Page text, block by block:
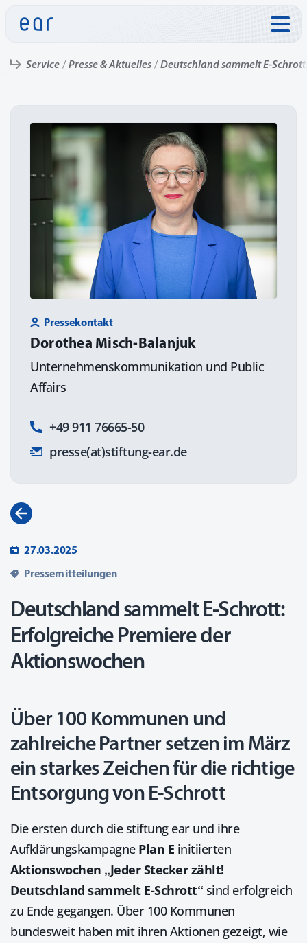
Service Presse & Aktuelles Deutschland sammelt E-
27.03.2025
Pressemitteilungen
Deutschland sammelt E-Schrott:
Erfolgreiche Premiere der
Aktionswochen
Über 100 Kommunen und
zahlreiche Partner setzen im März
ein starkes Zeichen für die richtige
Entsorgung von E-Schrott
Die ersten durch die stiftung ear und ihre
Aufklärungskampagne Plan E initiierten
Aktionswochen „Jeder Stecker zählt!
Deutschland sammelt E-Schrott“ sind erfolgreich
zu Ende gegangen. Über 100 Kommunen
bundesweit haben mit ihren Aktionen gezeigt, wie
Pressekontakt
Dorothea Misch-Balanjuk
Unternehmens­kommunikation und Public
Affairs
+49 911 76665-50
presse(at)stiftung-ear.de